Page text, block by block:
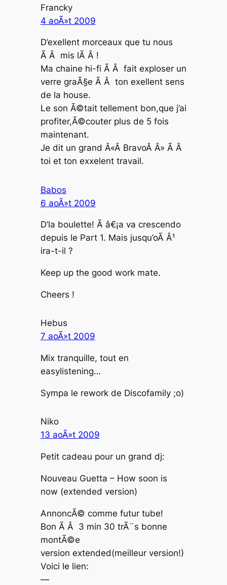
Francky
4 aoÃ»t 2009
D’exellent morceaux que tu nous
Ã Â mis lÃ Â !
Ma chaine hi-fi Ã Â fait exploser un
verre graÃ§e Ã Â ton exellent sens
de la house.
Le son Ã©tait tellement bon,que j’ai
profiter,Ã©couter plus de 5 fois
maintenant.
Je dit un grand Â«Â BravoÂ Â» Ã Â
toi et ton exxelent travail.
Babos
6 aoÃ»t 2009
D’la boulette! Ã â€¡a va crescendo
depuis le Part 1. Mais jusqu’oÃ Â¹
ira-t-il ?
Keep up the good work mate.
Cheers !
Hebus
7 aoÃ»t 2009
Mix tranquille, tout en
easylistening…
Sympa le rework de Discofamily ;o)
Niko
13 aoÃ»t 2009
Petit cadeau pour un grand dj:
Nouveau Guetta – How soon is
now (extended version)
AnnoncÃ© comme futur tube!
Bon Ã Â 3 min 30 trÃ¨s bonne
montÃ©e
version extended(meilleur version!)
Voici le lien:
—